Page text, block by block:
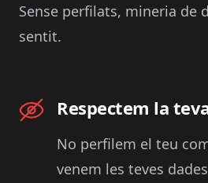
Sense perfilats, mineria de
sentit.
Respectem la
No perfilem el teu
venem les teves